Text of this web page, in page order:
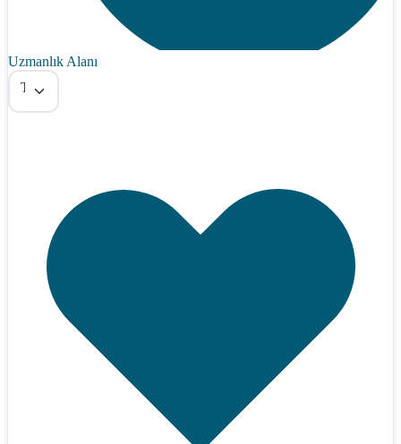
Uzmanlık Alanı
Tümü